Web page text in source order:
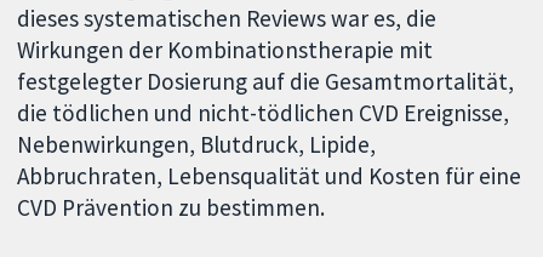
dieses systematischen Reviews war es, die
Wirkungen der Kombinationstherapie mit
festgelegter Dosierung auf die Gesamtmortalität,
die tödlichen und nicht-tödlichen CVD Ereignisse,
Nebenwirkungen, Blutdruck, Lipide,
Abbruchraten, Lebensqualität und Kosten für eine
CVD Prävention zu bestimmen.